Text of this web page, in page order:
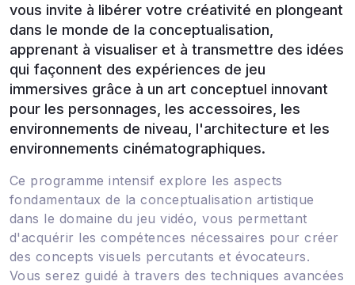
vous invite à libérer votre créativité en plongeant
dans le monde de la conceptualisation,
apprenant à visualiser et à transmettre des idées
qui façonnent des expériences de jeu
immersives grâce à un art conceptuel innovant
pour les personnages, les accessoires, les
environnements de niveau, l'architecture et les
environnements cinématographiques.
Ce programme intensif explore les aspects
fondamentaux de la conceptualisation artistique
dans le domaine du jeu vidéo, vous permettant
d'acquérir les compétences nécessaires pour créer
des concepts visuels percutants et évocateurs.
Vous serez guidé à travers des techniques avancées